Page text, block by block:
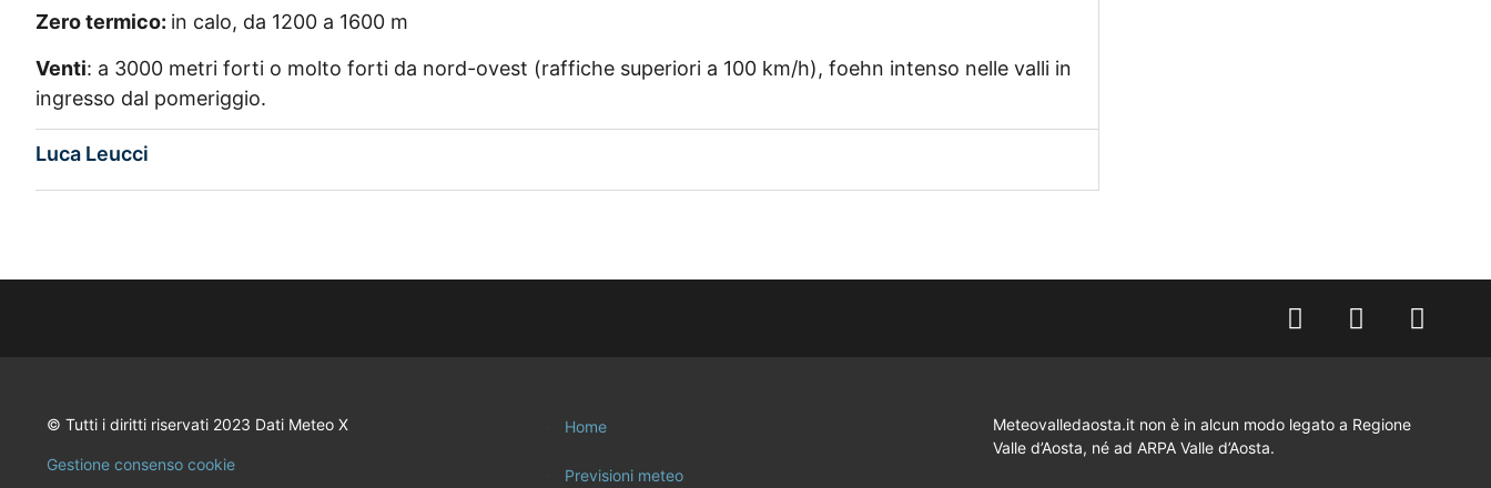
Zero termico: in calo, da 1200 a 1600 m
Venti: a 3000 metri forti o molto forti da nord-ovest (raffiche superiori a 100 km/h), foehn intenso nelle valli in
ingresso dal pomeriggio.
Luca Leucci
© Tutti i diritti riservati 2023 Dati Meteo X
Gestione consenso cookie
Home
Previsioni meteo
Meteovalledaosta.it non è in alcun modo legato a Regione
Valle d’Aosta, né ad ARPA Valle d’Aosta.